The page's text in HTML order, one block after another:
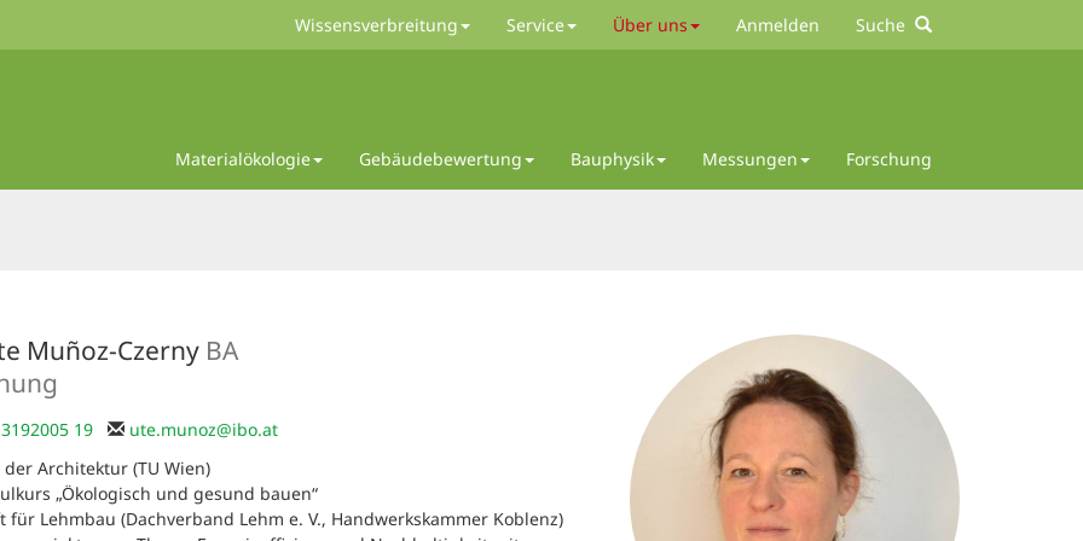
Wissensverbreitung Service Über uns Anmelden Suche
Materialökologie Gebäudebewertung Bauphysik Messungen Forschung
Muñoz-Czerny BA
19 ute.munoz@ibo.at
Architektur (TU Wien)
„Ökologisch und gesund bauen“
für Lehmbau (Dachverband Lehm e. V., Handwerkskammer Koblenz)